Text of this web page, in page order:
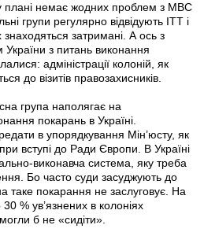
плані немає жодних проблем з МВС
групи регулярно відвідують ІТТ і
затримані. А ось з
з питань виконання
адміністрації колоній, як
до візитів правозахисників.
група наполягає на
покарань в Україні.
в упорядкування Мін’юсту, як
вступі до Ради Європи. В Україні
виконавча система, яку треба
Бо часто суди засуджують до
таке покарання не заслуговує. На
% ув’язнених в колоніях
б не «сидіти».